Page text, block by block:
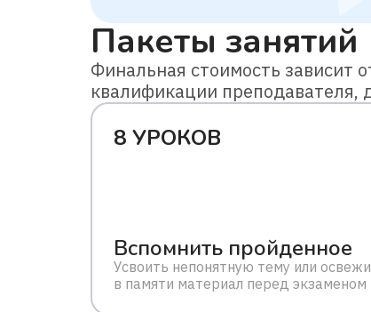
Пакеты занятий
Финальная стоимость зависит
квалификации преподавателя,
8 УРОКОВ
Вспомнить пройденное
Усвоить непонятную тему или
в памяти материал перед экзаменом